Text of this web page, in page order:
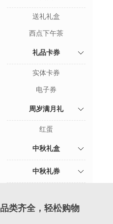
送礼礼盒
西点下午茶
礼品卡券
实体卡券
电子券
周岁满月礼
红蛋
中秋礼盒
中秋礼券
品类齐全，轻松购物